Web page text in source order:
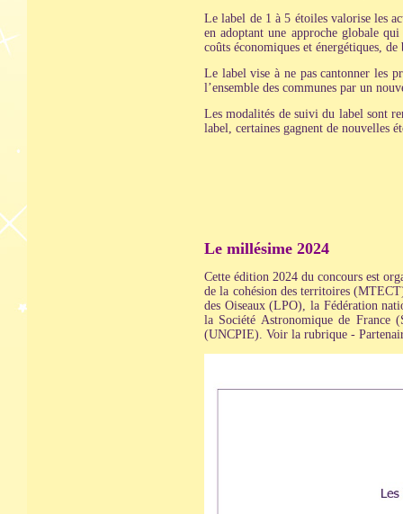
Le label de 1 à 5 étoiles valorise les
en adoptant une approche globale
coûts économiques et énergétiques,
Le label vise à ne pas cantonner les
l’ensemble des communes par un
Les modalités de suivi du label sont
label, certaines gagnent de nouvelles
Le millésime 2024
Cette édition 2024 du concours est
de la cohésion des territoires
des Oiseaux (LPO), la Fédération
la Société Astronomique de France
(UNCPIE). Voir la rubrique -